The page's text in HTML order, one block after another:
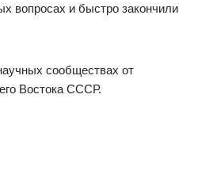
вопросах и быстро закончили
сообществах от
Востока СССР.